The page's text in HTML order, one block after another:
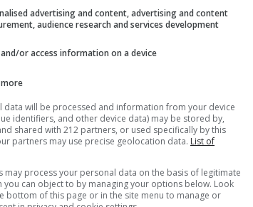
advertising and content, advertising and content
audience research and services development
or access information on a device
data will be processed and information from your device
identifiers, and other device data) may be stored by,
shared with 212 partners, or used specifically by this
partners may use precise geolocation data. List of
may process your personal data on the basis of legitimate
you can object to by managing your options below. Look
bottom of this page or in the site menu to manage or